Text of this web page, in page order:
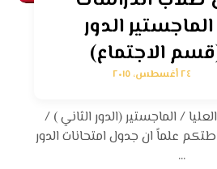
الدور
الاجتماع)
٢٤ أغسطس، ٢٠١٥
/ الماجستير (الدور الثاني ) /
علماً ان جدول امتحانات الدور
...